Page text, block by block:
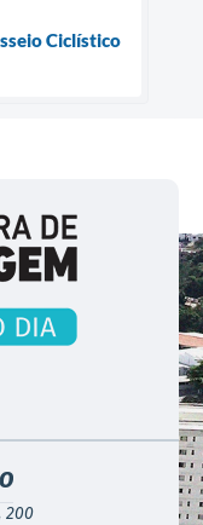
Ciclístico
200